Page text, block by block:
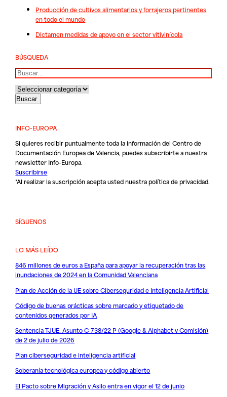
Producción de cultivos alimentarios y forrajeros pertinentes
en todo el mundo
Dictamen medidas de apoyo en el sector vitivinícola
BÚSQUEDA
Buscar
INFO-EUROPA
Si quieres recibir puntualmente toda la información del Centro de
Documentación Europea de Valencia, puedes subscribirte a nuestra
newsletter Info-Europa.
Suscribirse
*Al realizar la suscripción acepta usted nuestrapolítica de privacidad.
SÍGUENOS
LO MÁS LEÍDO
846 millones de euros a España para apoyar la recuperación tras las
inundaciones de 2024 en la Comunidad Valenciana
Plan de Acción de la UE sobre Ciberseguridad e Inteligencia Artificial
Código de buenas prácticas sobre marcado y etiquetado de
contenidos generados por IA
Sentencia TJUE. Asunto C-738/22 P (Google & Alphabet v Comisión)
de 2 de julio de 2026
Plan ciberseguridad e inteligencia artificial
Soberanía tecnológica europea y código abierto
El Pacto sobre Migración y Asilo entra en vigor el 12 de junio